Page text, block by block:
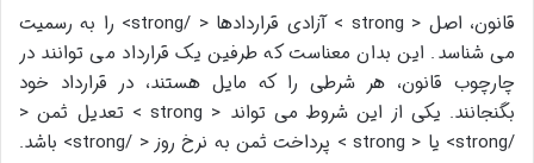
قانون، اصل < strong > آزادی قراردادها < /strong> را به رسمیت
می شناسد. این بدان معناست که طرفین یک قرارداد می توانند در
چارچوب قانون، هر شرطی را که مایل هستند، در قرارداد خود
بگنجانند. یکی از این شروط می تواند < strong > تعدیل ثمن <
/strong> یا < strong > پرداخت ثمن به نرخ روز < /strong> باشد.